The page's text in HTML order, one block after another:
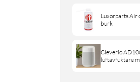
Luxorparts Air
burk
Cleverio
luftavfuktare